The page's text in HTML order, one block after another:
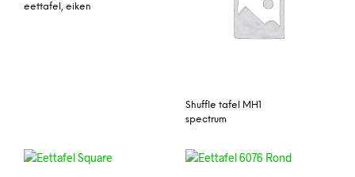
eettafel, eiken
Shuffle tafel MH1
spectrum